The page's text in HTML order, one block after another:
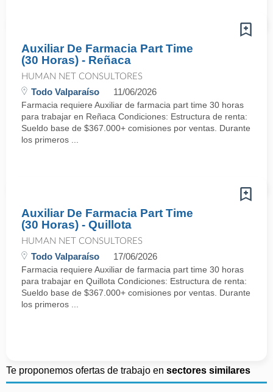
Auxiliar De Farmacia Part Time
(30 Horas) - Reñaca
HUMAN NET CONSULTORES
Todo Valparaíso 11/06/2026
Farmacia requiere Auxiliar de farmacia part time 30 horas
para trabajar en Reñaca Condiciones: Estructura de renta:
Sueldo base de $367.000+ comisiones por ventas. Durante
los primeros ...
Auxiliar De Farmacia Part Time
(30 Horas) - Quillota
HUMAN NET CONSULTORES
Todo Valparaíso 17/06/2026
Farmacia requiere Auxiliar de farmacia part time 30 horas
para trabajar en Quillota Condiciones: Estructura de renta:
Sueldo base de $367.000+ comisiones por ventas. Durante
los primeros ...
Te proponemos ofertas de trabajo en sectores similares